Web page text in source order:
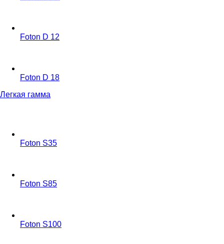
Foton D 12
Foton D 18
Легкая гамма
Foton S35
Foton S85
Foton S100